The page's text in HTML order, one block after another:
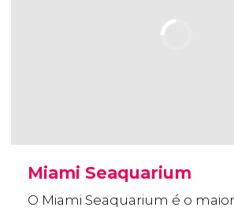
Miami Seaquarium
O Miami Seaquarium é o